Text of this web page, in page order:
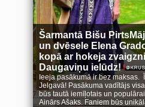
Šarmantā Bišu
un dvēsele Elena
kopā ar hokeja zvaigzni
Daugaviņu ielūdz!
Ieeja pasākumā ir bez maksas.
Jelgavā! Pasākuma vadītājs
būs tautā iemīļotais un
Ainārs Ašaks. Faniem būs